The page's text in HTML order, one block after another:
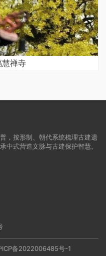
禅寺
，按形制、朝代系统梳理古建遗
中式营造文脉与古建保护智慧。
ICP备2022006485号-1